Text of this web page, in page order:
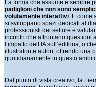
La forma che assume è sempre
padiglioni che non sono
volutamente interattivi. E come
si sviluppano spazi dedicati al
professionisti del settore e
incontri che affrontano questioni
l’impatto dell’IA sull’editoria, o
illustratori e autori, offrendo una
quotidianamente in questo
Dal punto di vista creativo, la